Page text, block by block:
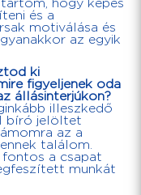
hogy képes
és a
motiválása és
az egyik
ki
figyeljenek oda
állásinterjúkon?
illeszkedő
bíró jelöltet
az a
találom.
fontos a csapat
munkát